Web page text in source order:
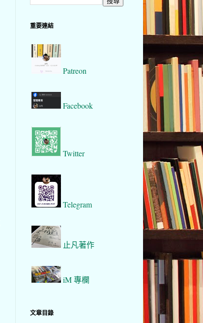
重要連結
Patreon
Facebook
Twitter
Telegram
止凡著作
iM 專欄
文章目錄